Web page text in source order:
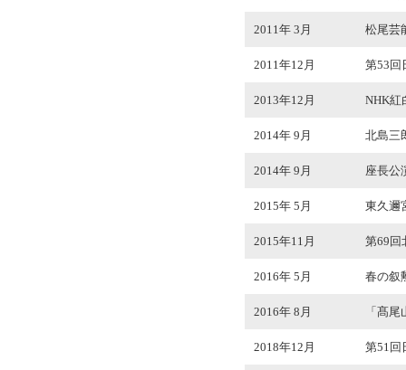
2011年 3月 松尾芸
2011年12月 第53回
2013年12月 NHK紅
2014年 9月 北島三
2014年 9月 座長公
2015年 5月 東久邇
2015年11月 第69回
2016年 5月 春の叙
2016年 8月 「髙
2018年12月 第51回